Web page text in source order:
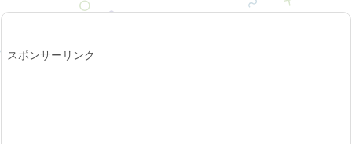
スポンサーリンク